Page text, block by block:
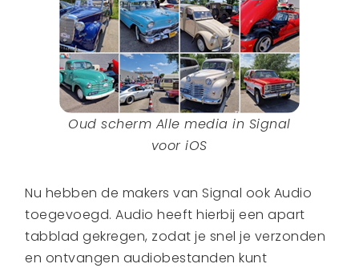
Oud scherm Alle media in Signal
voor iOS
Nu hebben de makers van Signal ook Audio
toegevoegd. Audio heeft hierbij een apart
tabblad gekregen, zodat je snel je verzonden
en ontvangen audiobestanden kunt